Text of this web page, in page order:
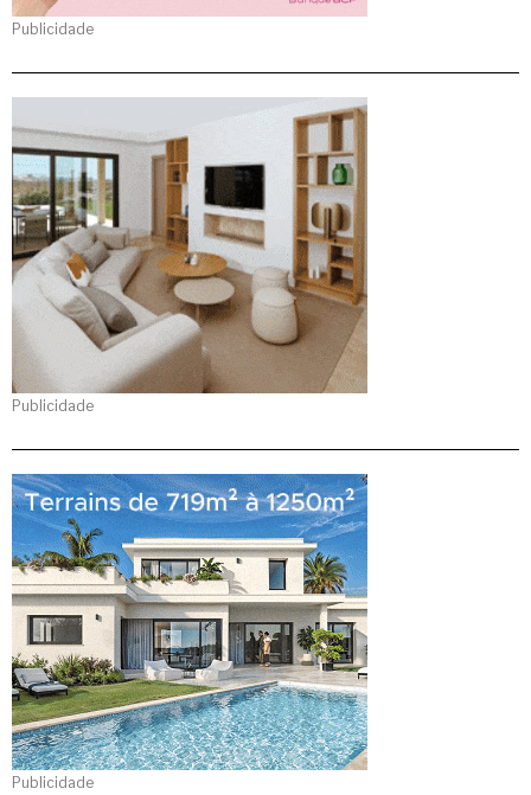
Publicidade
Publicidade
Publicidade